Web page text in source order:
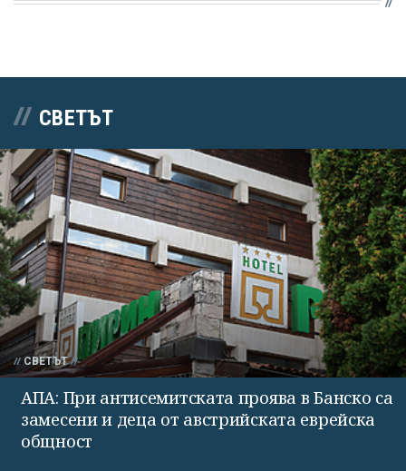
СВЕТЪТ
СВЕТЪТ
АПА: При антисемитската проява в Банско са
замесени и деца от австрийската еврейска
общност